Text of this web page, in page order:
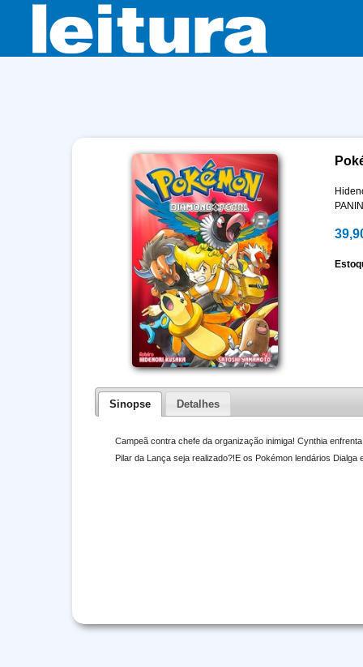
Sinopse Detalhes
Campeã contra chefe da organização inimiga! Cynthia
Pilar da Lança seja realizado?!E os Pokémon lendários